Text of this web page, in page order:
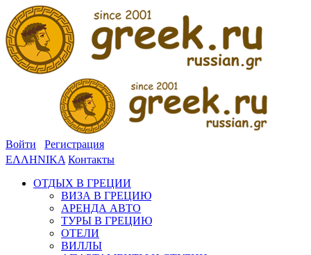
Войти
Регистрация
ΕΛΛΗΝΙΚΑ Контакты
ОТДЫХ В ГРЕЦИИ
ВИЗА В ГРЕЦИЮ
АРЕНДА АВТО
ТУРЫ В ГРЕЦИЮ
ОТЕЛИ
ВИЛЛЫ